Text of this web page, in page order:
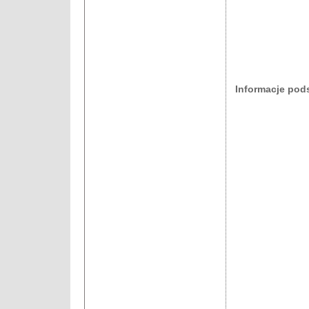
Informacje